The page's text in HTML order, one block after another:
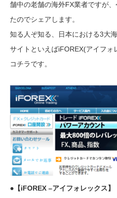
舗中の老舗の海外FX業者ですが
たのでシェアします。
知る人ぞ知る、日本における3大
サイトといえばiFOREX(アイフォ
コチラです。
●【iFOREX –アイフォレックス